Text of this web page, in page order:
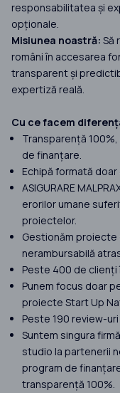
responsabilitatea și
opționale.
Misiunea noastră: Să
români în accesarea
transparent și
expertiză reală.
Cu ce facem
Transparență
de finanțare.
Echipă formată
ASIGURARE
erorilor umane
proiectelor.
Gestionăm proiecte
nerambursabilă
Peste 400 de clienți
Punem focus doar
proiecte Start Up
Peste 190 review-
Suntem singura
studio la partenerii
program de
transparență 100%.